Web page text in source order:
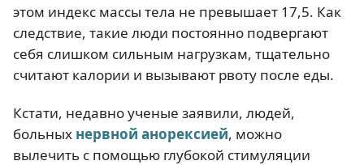
этом индекс массы тела не превышает 17,5. Как
следствие, такие люди постоянно подвергают
себя слишком сильным нагрузкам, тщательно
считают калории и вызывают рвоту после еды.
Кстати, недавно ученые заявили, людей,
больных нервной анорексией, можно
вылечить с помощью глубокой стимуляции